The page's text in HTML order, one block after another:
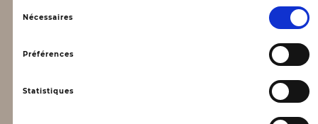
Vous avez le choix d’« Accepter » pour consentir à ces
utilisations, de « Refuser » pour vous y opposer ou
de sélectionner vos préférences concernant chaque catégorie
de cookie en cliquant sur « Valider la sélection » pour valider vos
options. Vous pouvez à tout moment modifier vos préférences
Nécessaires
Préférences
Statistiques
INFORMATIONS
Mentions légales
Données personnelles, vie privée